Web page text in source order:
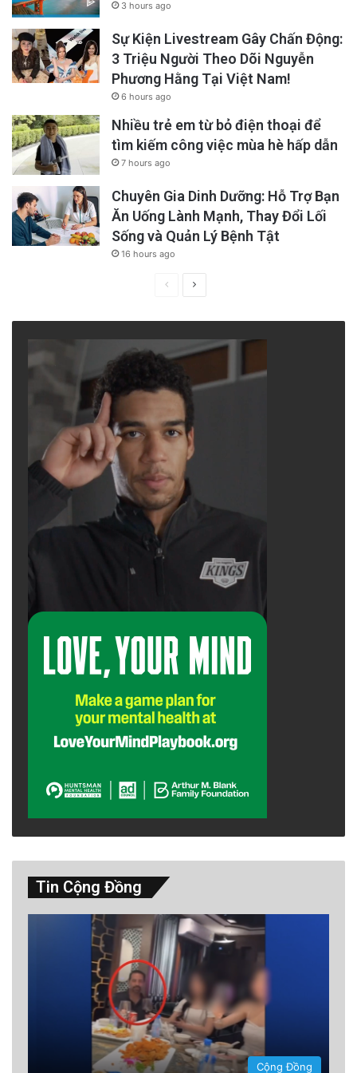
Nghiên cứu chỉ ra các phương pháp chánh
niệm – những phương pháp do Thích Nhất
Hạnh hướng dẫn – thực sự có thể làm giảm
hoạt động của mạng lưới này.
kỷ yếu The Proceedings of the National
Academy of Sciences cho thấy ngay cả việc
luyện tập chánh niệm ngắn ngủi cũng làm
giảm sự kích hoạt của mạng lưới mặc định,
dẫn đến sự tập trung và điều hòa cảm xúc tốt
hơn. Khi trở về với khoảnh khắc hiện tại, chúng
ta sẽ đưa bản thân khỏi sự thống trị của quá
khứ và những lo lắng về tương lai.
“Thiền không phải là trốn tránh, đó là một cuộc
gặp gỡ thanh thản với thực tại.” – Thích Nhất
Hạnh
advertisement
Và sự tự do đó mang lại những hậu quả tâm lý
thực sự. Khi bạn hoàn toàn ở đây – cảm nhận
hơi thở, ngắm nhìn bầu trời, nhâm nhi tách trà
– trí óc bạn sẽ không tự động trôi theo những
suy nghĩ miên man nữa. Chỉ riêng sự thay đổi
3 hours ago
Sự Kiện Livestream Gây Chấn Động:
3 Triệu Người Theo Dõi Nguyễn
Phương Hằng Tại Việt Nam!
6 hours ago
Nhiều trẻ em từ bỏ điện thoại để
tìm kiếm công việc mùa hè hấp dẫn
7 hours ago
Chuyên Gia Dinh Dưỡng: Hỗ Trợ Bạn
Ăn Uống Lành Mạnh, Thay Đổi Lối
Sống và Quản Lý Bệnh Tật
16 hours ago
PreviousNext
Tin Cộng Đồng
Cộng Đồng